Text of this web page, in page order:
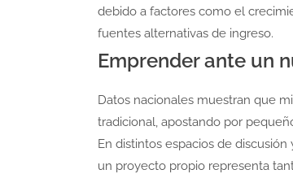
debido a factores como el
fuentes alternativas de ingreso.
Emprender ante un
Datos nacionales muestran que
tradicional, apostando por
En distintos espacios de
un proyecto propio representa